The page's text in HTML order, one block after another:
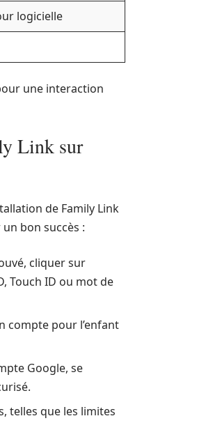
logicielle
une interaction
Link sur
de Family Link
bon succès :
cliquer sur
Touch ID ou mot de
compte pour l’enfant
Google, se
telles que les limites